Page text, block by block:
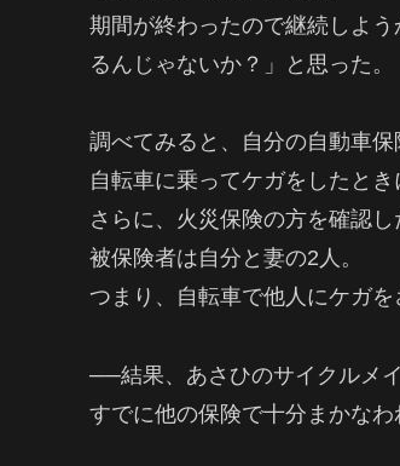
期間が終わったので継続しよ
るんじゃないか？」と思った。
調べてみると、自分の自動車保
自転車に乗ってケガをしたとき
さらに、火災保険の方を確認
被保険者は自分と妻の2人。
つまり、自転車で他人にケガを
──結果、あさひのサイクルメ
すでに他の保険で十分まかなわ